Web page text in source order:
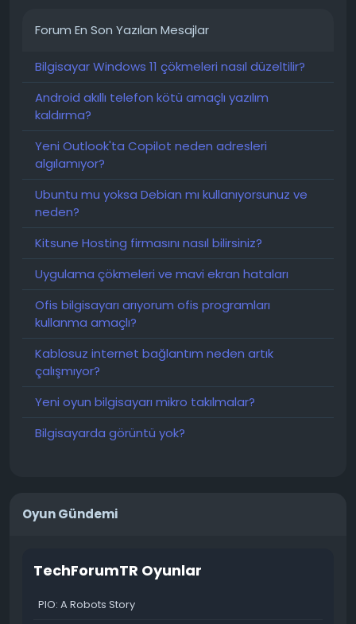
Forum En Son Yazılan Mesajlar
Bilgisayar Windows 11 çökmeleri nasıl düzeltilir?
Android akıllı telefon kötü amaçlı yazılım
kaldırma?
Yeni Outlook'ta Copilot neden adresleri
algılamıyor?
Ubuntu mu yoksa Debian mı kullanıyorsunuz ve
neden?
Kitsune Hosting firmasını nasıl bilirsiniz?
Uygulama çökmeleri ve mavi ekran hataları
Ofis bilgisayarı arıyorum ofis programları
kullanma amaçlı?
Kablosuz internet bağlantım neden artık
çalışmıyor?
Yeni oyun bilgisayarı mikro takılmalar?
Bilgisayarda görüntü yok?
Oyun Gündemi
TechForumTR Oyunlar
PIO: A Robots Story